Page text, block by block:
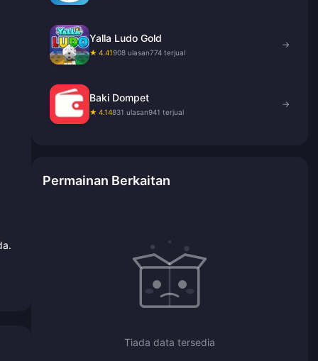
Yalla Ludo Gold
★ 4.41908 ulasan774 terjual
→
Baki Dompet
★ 4.14831 ulasan941 terjual
→
Permainan Berkaitan
Tiada data tersedia